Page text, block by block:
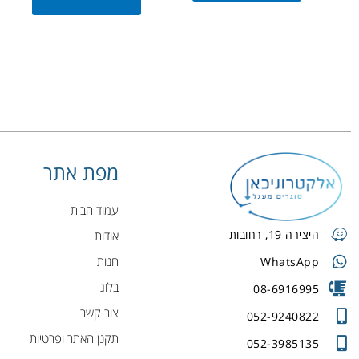
היצירה 19, רחובות
WhatsApp
08-6916995
052-9240822
052-3985135
מפת אתר
עמוד הבית
אודות
חנות
בלוג
צור קשר
תקנן האתר ופרטיות